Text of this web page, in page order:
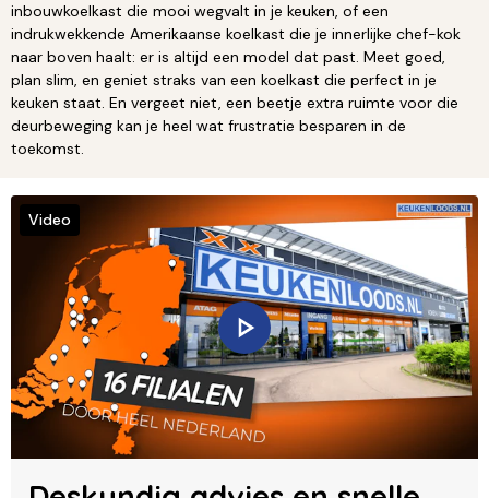
inbouwkoelkast die mooi wegvalt in je keuken, of een
indrukwekkende Amerikaanse koelkast die je innerlijke chef-kok
naar boven haalt: er is altijd een model dat past. Meet goed,
plan slim, en geniet straks van een koelkast die perfect in je
keuken staat. En vergeet niet, een beetje extra ruimte voor die
deurbeweging kan je heel wat frustratie besparen in de
toekomst.
Video